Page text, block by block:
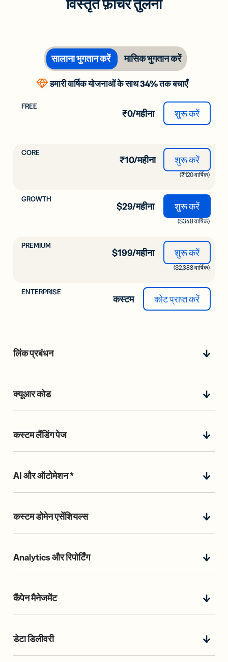
विस्तृत फ़ीचर तुलना
हमारी वार्षिक योजनाओं के साथ 34% तक बचाएँ
सालाना भुगतान करें मासिक भुगतान करें
₹0/महीना शुरू करें
₹10/महीना
(₹120 वार्षिक)
शुरू करें
$29/महीना
($348 वार्षिक)
शुरू करें
$199/महीना
($2,388 वार्षिक)
शुरू करें
कस्टम कोट प्राप्त करें
लिंक प्रबंधन
क्यूआर कोड
कस्टम लैंडिंग पेज
AI और ऑटोमेशन *
कस्टम डोमेन एसेंशियल्स
Analytics और रिपोर्टिंग
कैंपेन मैनेजमेंट
डेटा डिलीवरी